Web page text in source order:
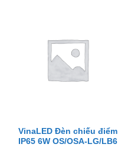
VinaLED Đèn chiếu điểm
IP65 6W OS/OSA-LG/LB6